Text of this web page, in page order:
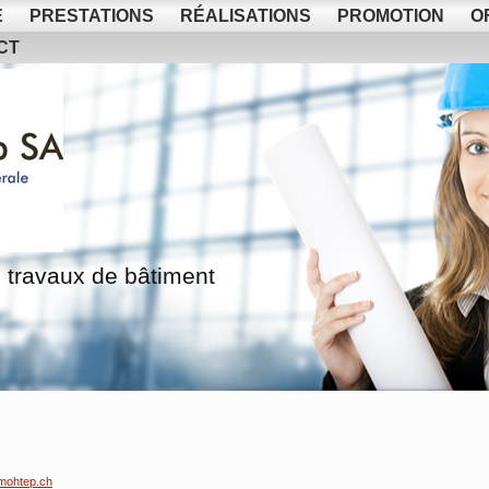
PRESTATIONS RÉALISATIONS PROMOTION
de bâtiment